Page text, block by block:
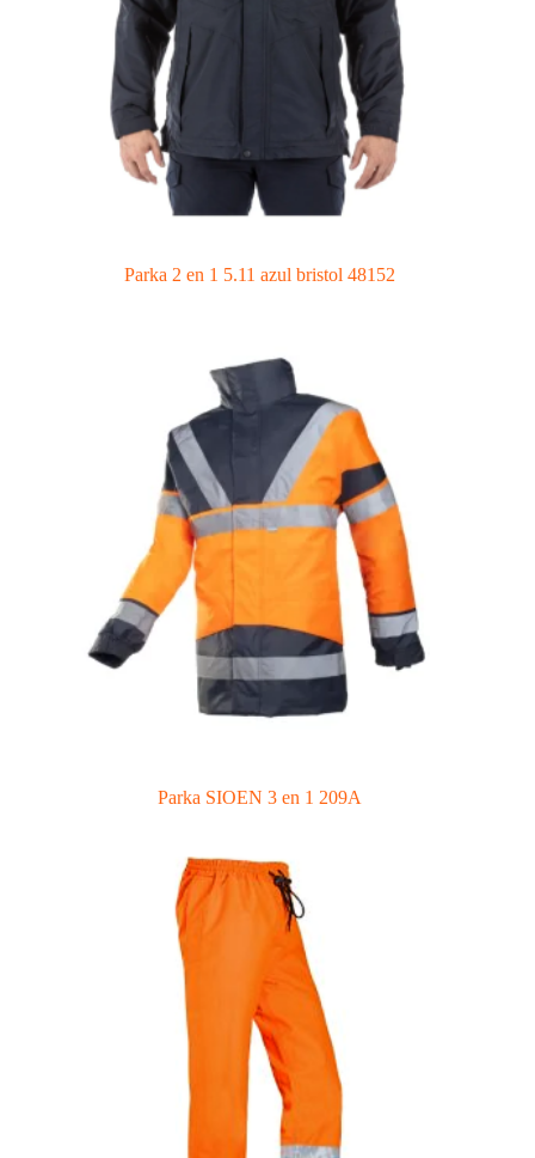
Parka 2 en 1 5.11 azul bristol 48152
Parka SIOEN 3 en 1 209A